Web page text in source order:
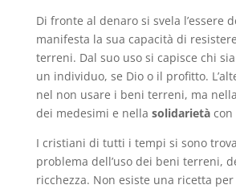
Di fronte al denaro si svela l’essere
manifesta la sua capacità di
terreni. Dal suo uso si capisce chi
un individuo, se Dio o il profitto.
nel non usare i beni terreni, ma nella
dei medesimi e nella solidarietàcon
I cristiani di tutti i tempi si sono
problema dell’uso dei beni terreni,
ricchezza. Non esiste una ricetta